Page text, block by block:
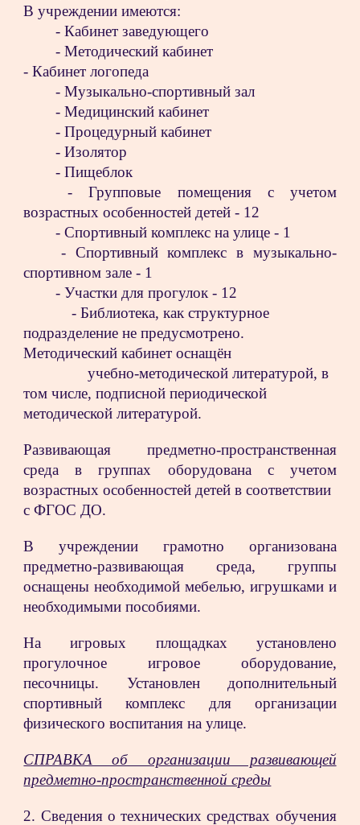
В учреждении имеются:
- Кабинет заведующего
- Методический кабинет
- Кабинет логопеда
- Музыкально-спортивный зал
- Медицинский кабинет
- Процедурный кабинет
- Изолятор
- Пищеблок
- Групповые помещения с учетом
возрастных особенностей детей - 12
- Спортивный комплекс на улице - 1
- Спортивный комплекс в музыкально-
спортивном зале - 1
- Участки для прогулок - 12
            - Библиотека, как структурное
подразделение не предусмотрено.
Методический кабинет оснащён
                учебно-методической литературой, в
том числе, подписной периодической
методической литературой.
Развивающая предметно-пространственная
среда в группах оборудована с учетом
возрастных особенностей детей в соответствии
с ФГОС ДО.
В учреждении грамотно организована
предметно-развивающая среда, группы
оснащены необходимой мебелью, игрушками и
необходимыми пособиями.
На игровых площадках установлено
прогулочное игровое оборудование,
песочницы. Установлен дополнительный
спортивный комплекс для организации
физического воспитания на улице.
СПРАВКА об организации развивающей
предметно-пространственной среды
2. Сведения о технических средствах обучения